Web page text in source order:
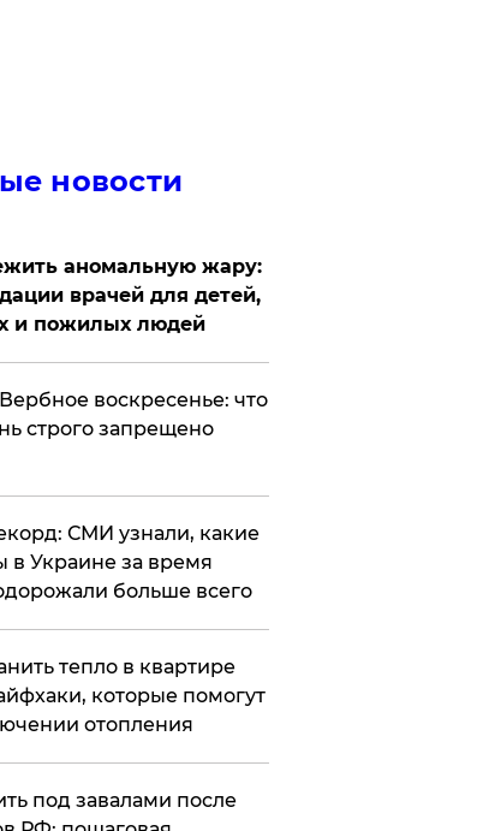
новости
аномальную жару:
врачей для детей,
и пожилых людей
воскресенье: что
строго запрещено
СМИ узнали, какие
в Украине за время
больше всего
тепло в квартире
которые помогут
отопления
под завалами после